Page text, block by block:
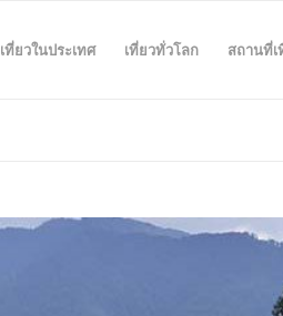
เที่ยวในประเทศ เที่ยวทั่วโลก สถานที่